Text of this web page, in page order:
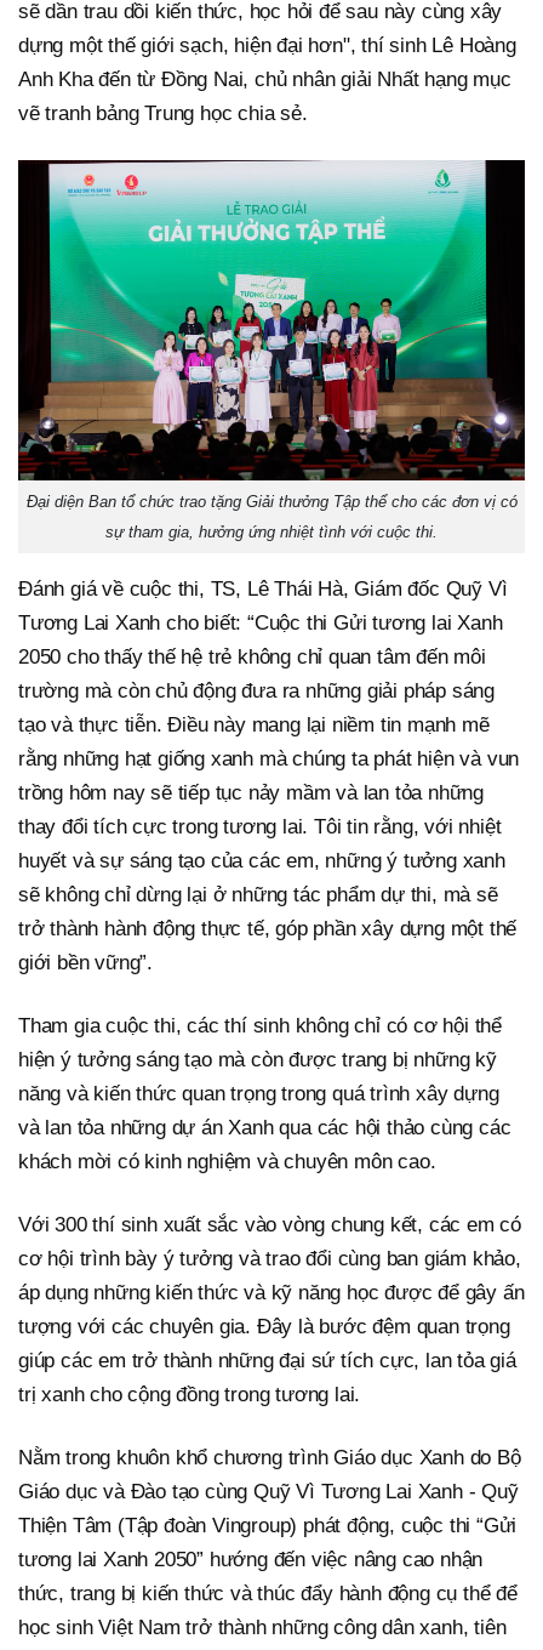
sẽ dần trau dồi kiến thức, học hỏi để sau này cùng xây
dựng một thế giới sạch, hiện đại hơn", thí sinh Lê Hoàng
Anh Kha đến từ Đồng Nai, chủ nhân giải Nhất hạng mục
vẽ tranh bảng Trung học chia sẻ.
Đại diện Ban tổ chức trao tặng Giải thưởng Tập thể cho các đơn vị có
sự tham gia, hưởng ứng nhiệt tình với cuộc thi.
Đánh giá về cuộc thi, TS, Lê Thái Hà, Giám đốc Quỹ Vì
Tương Lai Xanh cho biết: “Cuộc thi Gửi tương lai Xanh
2050 cho thấy thế hệ trẻ không chỉ quan tâm đến môi
trường mà còn chủ động đưa ra những giải pháp sáng
tạo và thực tiễn. Điều này mang lại niềm tin mạnh mẽ
rằng những hạt giống xanh mà chúng ta phát hiện và vun
trồng hôm nay sẽ tiếp tục nảy mầm và lan tỏa những
thay đổi tích cực trong tương lai. Tôi tin rằng, với nhiệt
huyết và sự sáng tạo của các em, những ý tưởng xanh
sẽ không chỉ dừng lại ở những tác phẩm dự thi, mà sẽ
trở thành hành động thực tế, góp phần xây dựng một thế
giới bền vững”.
Tham gia cuộc thi, các thí sinh không chỉ có cơ hội thể
hiện ý tưởng sáng tạo mà còn được trang bị những kỹ
năng và kiến thức quan trọng trong quá trình xây dựng
và lan tỏa những dự án Xanh qua các hội thảo cùng các
khách mời có kinh nghiệm và chuyên môn cao.
Với 300 thí sinh xuất sắc vào vòng chung kết, các em có
cơ hội trình bày ý tưởng và trao đổi cùng ban giám khảo,
áp dụng những kiến thức và kỹ năng học được để gây ấn
tượng với các chuyên gia. Đây là bước đệm quan trọng
giúp các em trở thành những đại sứ tích cực, lan tỏa giá
trị xanh cho cộng đồng trong tương lai.
Nằm trong khuôn khổ chương trình Giáo dục Xanh do Bộ
Giáo dục và Đào tạo cùng Quỹ Vì Tương Lai Xanh - Quỹ
Thiện Tâm (Tập đoàn Vingroup) phát động, cuộc thi “Gửi
tương lai Xanh 2050” hướng đến việc nâng cao nhận
thức, trang bị kiến thức và thúc đẩy hành động cụ thể để
học sinh Việt Nam trở thành những công dân xanh, tiên